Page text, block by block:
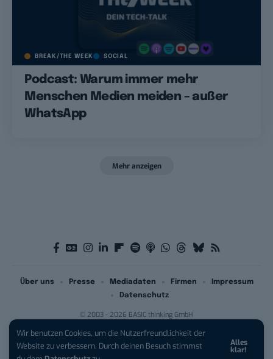
Wir benutzen Cookies, um die Nutzerfreundlichkeit der
Website zu verbessern. Durch deinen Besuch stimmst
Alles
klar!
BREAK/THE WEEK SOCIAL
Podcast: Warum immer mehr
Menschen Medien meiden – außer
WhatsApp
Mehr anzeigen
© 2003 - 2026 BASIC thinking GmbH
Über uns Presse Mediadaten Firmen
Impressum
Datenschutz
iPhone 17 Pro sichern:Für 1 € +
200 € Hardware-Bonus!